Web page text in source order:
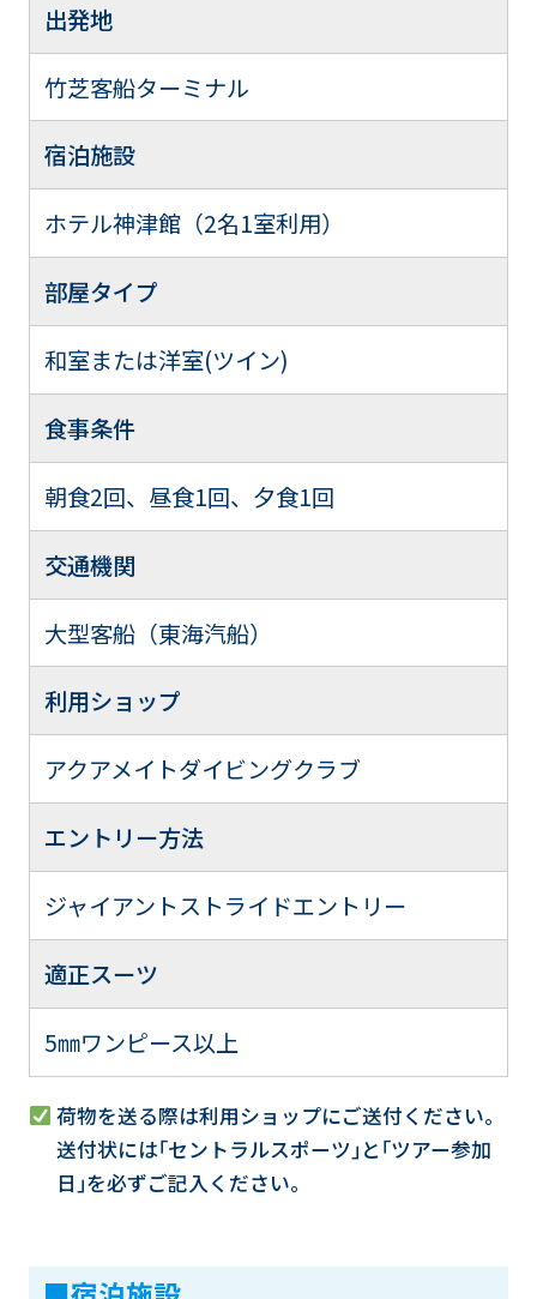
出発地
竹芝客船ターミナル
宿泊施設
ホテル神津館（2名1室利用）
部屋タイプ
和室または洋室(ツイン)
食事条件
朝食2回、昼食1回、夕食1回
交通機関
大型客船（東海汽船）
利用ショップ
アクアメイトダイビングクラブ
エントリー方法
ジャイアントストライドエントリー
適正スーツ
5㎜ワンピース以上
荷物を送る際は利用ショップにご送付ください。
送付状には｢セントラルスポーツ｣と｢ツアー参加
日｣を必ずご記入ください。